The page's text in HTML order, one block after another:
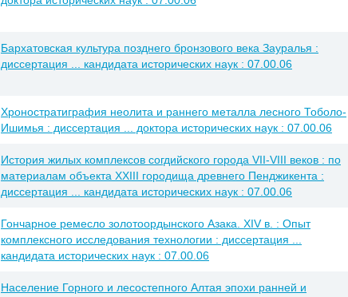
Бархатовская культура позднего бронзового века Зауралья :
диссертация ... кандидата исторических наук : 07.00.06
Хроностратиграфия неолита и раннего металла лесного Тоболо-
Ишимья : диссертация ... доктора исторических наук : 07.00.06
История жилых комплексов согдийского города VII-VIII веков : по
материалам объекта XXIII городища древнего Пенджикента :
диссертация ... кандидата исторических наук : 07.00.06
Гончарное ремесло золотоордынского Азака. XIV в. : Опыт
комплексного исследования технологии : диссертация ...
кандидата исторических наук : 07.00.06
Население Горного и лесостепного Алтая эпохи ранней и